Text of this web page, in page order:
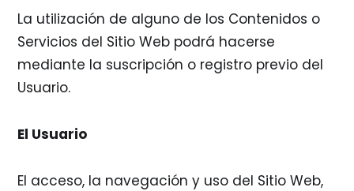
La utilización de alguno de los Contenidos o
Servicios del Sitio Web podrá hacerse
mediante la suscripción o registro previo del
Usuario.
El Usuario
El acceso, la navegación y uso del Sitio Web,